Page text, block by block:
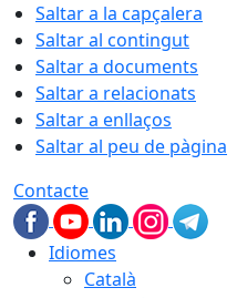
Saltar a la capçalera
Saltar al contingut
Saltar a documents
Saltar a relacionats
Saltar a enllaços
Saltar al peu de pàgina
Contacte
Idiomes
Català